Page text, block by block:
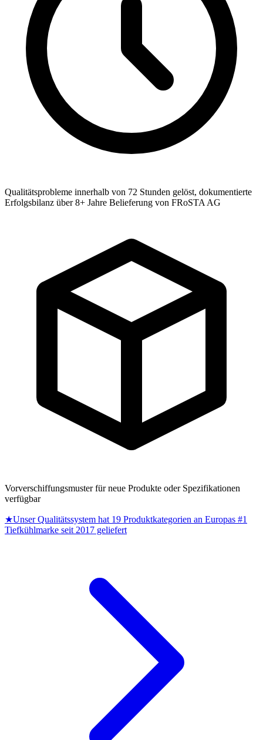
Qualitätsprobleme innerhalb von 72 Stunden gelöst, dokumentierte
Erfolgsbilanz über 8+ Jahre Belieferung von FRoSTA AG
Vorverschiffungsmuster für neue Produkte oder Spezifikationen
verfügbar
★Unser Qualitätssystem hat 19 Produktkategorien an Europas #1
Tiefkühlmarke seit 2017 geliefert